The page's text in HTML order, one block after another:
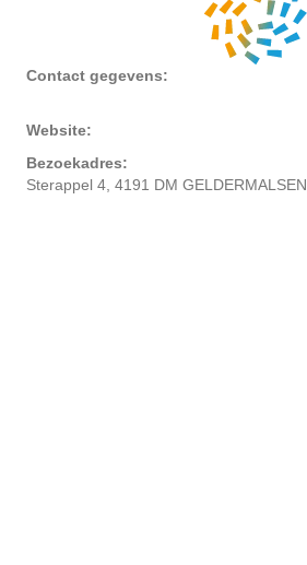
Contact gegevens:
Website:
Bezoekadres:
Sterappel 4, 4191 DM GELDERMALSEN